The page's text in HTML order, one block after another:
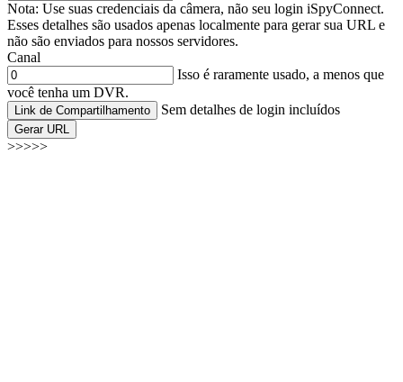
Nota: Use suas credenciais da câmera, não seu login iSpyConnect.
Esses detalhes são usados apenas localmente para gerar sua URL e
não são enviados para nossos servidores.
Canal
Isso é raramente usado, a menos que
você tenha um DVR.
Link de Compartilhamento Sem detalhes de login incluídos
Gerar URL
>>>>>